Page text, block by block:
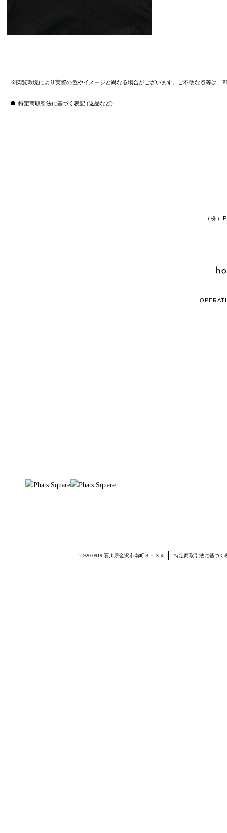
※閲覧環境により実際の色やイメージと異なる場合がございます。ご不明な点等は、
特定商取引法に基づく表記 (返品など)
（株
〒920-0919 石川県金沢市南町３－３４ 特定商取引法に基づく